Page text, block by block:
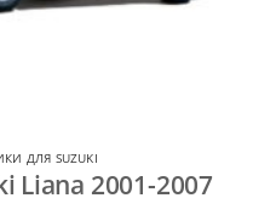
ДЛЯ SUZUKI
Liana 2001-2007